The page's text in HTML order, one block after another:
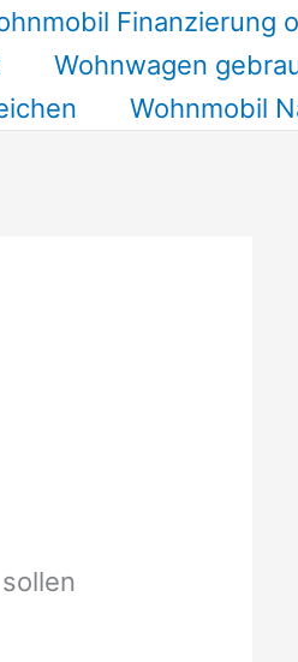
Finanzierung
Wohnwagen
Wohnmobil